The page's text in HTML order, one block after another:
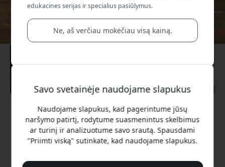
Rekomenduojama kaina
249.99 EUR
Savo svetainėje naudojame slapukus
Naudojame slapukus, kad pagerintume jūsų
naršymo patirtį, rodytume suasmenintus skelbimus
ar turinį ir analizuotume savo srautą. Spausdami
"Priimti viską" sutinkate, kad naudojame slapukus.
edukacines serijas ir specialius pasiūlymus.
Ne, aš verčiau mokėčiau visą kainą.